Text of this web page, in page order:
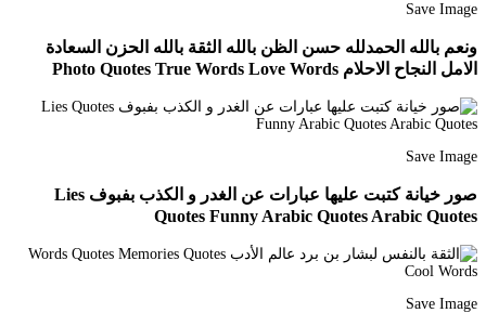
Save Image
ونعم بالله الحمدلله حسن الظن بالله الثقة بالله الحزن السعادة
الامل النجاح الاحلام Photo Quotes True Words Love Words
Save Image
صور خيانة كتبت عليها عبارات عن الغدر و الكذب بفبوف Lies
Quotes Funny Arabic Quotes Arabic Quotes
Save Image